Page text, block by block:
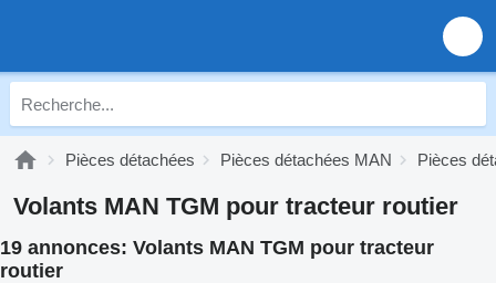
Pièces détachées Pièces détachées MAN Pièces
Volants MAN TGM pour tracteur routier
19 annonces: Volants MAN TGM pour tracteur
routier